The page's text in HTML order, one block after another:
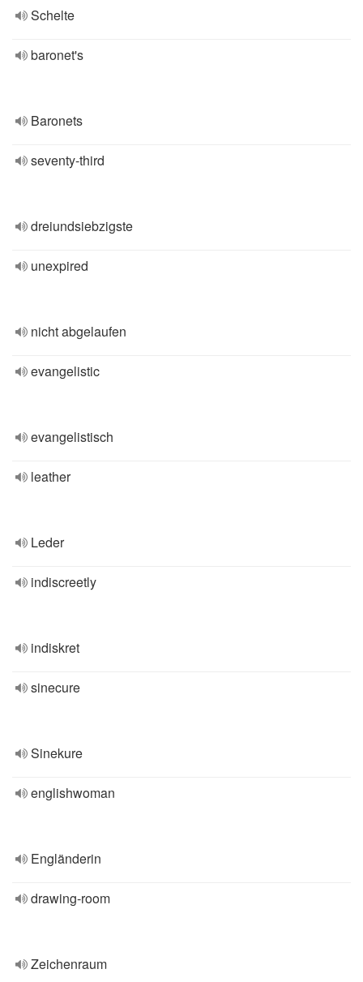
Schelte
baronet's
Baronets
seventy-third
dreiundsiebzigste
unexpired
nicht abgelaufen
evangelistic
evangelistisch
leather
Leder
indiscreetly
indiskret
sinecure
Sinekure
englishwoman
Engländerin
drawing-room
Zeichenraum